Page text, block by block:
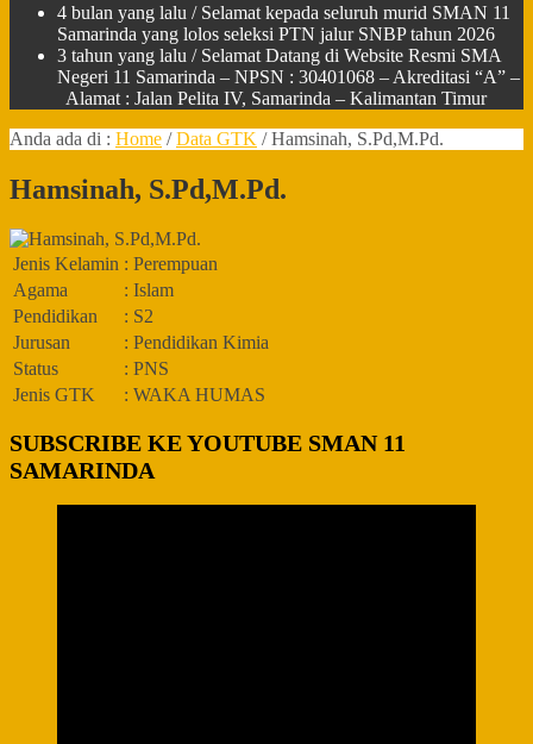
4 bulan yang lalu / Selamat kepada seluruh murid SMAN 11
Samarinda yang lolos seleksi PTN jalur SNBP tahun 2026
3 tahun yang lalu / Selamat Datang di Website Resmi SMA
Negeri 11 Samarinda – NPSN : 30401068 – Akreditasi “A” –
Alamat : Jalan Pelita IV, Samarinda – Kalimantan Timur
Anda ada di : Home /Data GTK /Hamsinah, S.Pd,M.Pd.
Hamsinah, S.Pd,M.Pd.
Jenis Kelamin : Perempuan
Agama
: Islam
Pendidikan
: S2
Jurusan
: Pendidikan Kimia
Status
: PNS
Jenis GTK
: WAKA HUMAS
SUBSCRIBE KE YOUTUBE SMAN 11
SAMARINDA